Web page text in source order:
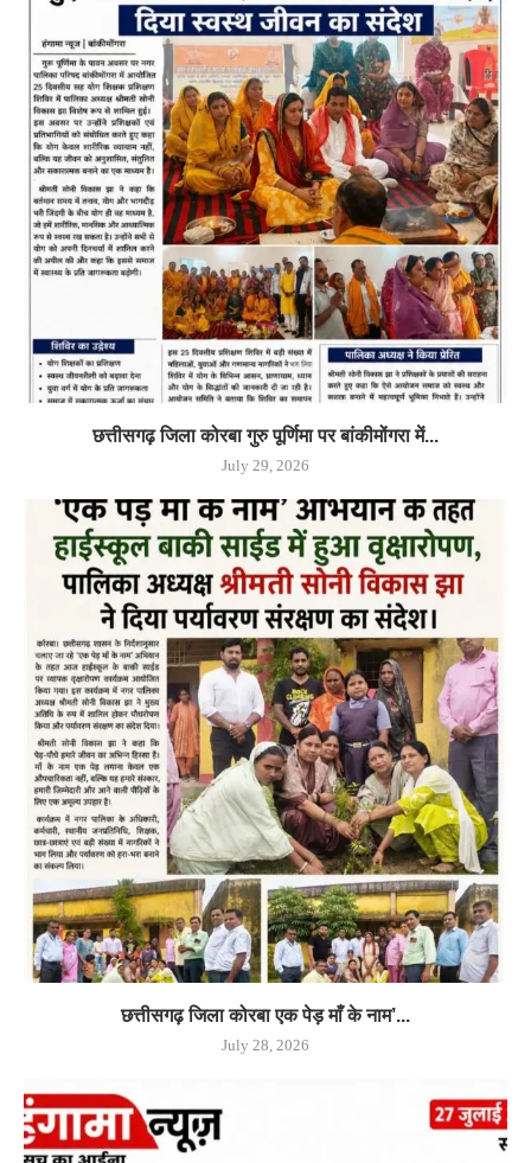
छत्तीसगढ़ जिला कोरबा गुरु पूर्णिमा पर बांकीमोंगरा में...
July 29, 2026
छत्तीसगढ़ जिला कोरबा एक पेड़ माँ के नाम’...
July 28, 2026